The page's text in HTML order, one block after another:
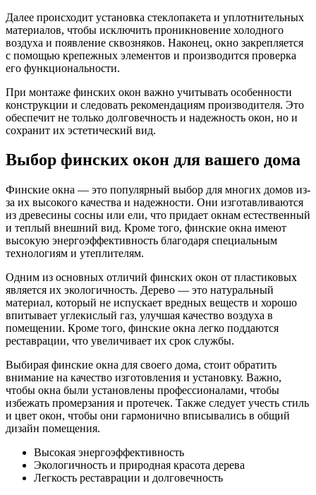
Далее происходит установка стеклопакета и уплотнительных
материалов, чтобы исключить проникновение холодного
воздуха и появление сквозняков. Наконец, окно закрепляется
с помощью крепежных элементов и производится проверка
его функциональности.
При монтаже финских окон важно учитывать особенности
конструкции и следовать рекомендациям производителя. Это
обеспечит не только долговечность и надежность окон, но и
сохранит их эстетический вид.
Выбор финских окон для вашего дома
Финские окна — это популярный выбор для многих домов из-
за их высокого качества и надежности. Они изготавливаются
из древесины сосны или ели, что придает окнам естественный
и теплый внешний вид. Кроме того, финские окна имеют
высокую энергоэффективность благодаря специальным
технологиям и утеплителям.
Одним из основных отличий финских окон от пластиковых
является их экологичность. Дерево — это натуральный
материал, который не испускает вредных веществ и хорошо
впитывает углекислый газ, улучшая качество воздуха в
помещении. Кроме того, финские окна легко поддаются
реставрации, что увеличивает их срок службы.
Выбирая финские окна для своего дома, стоит обратить
внимание на качество изготовления и установку. Важно,
чтобы окна были установлены профессионалами, чтобы
избежать промерзания и протечек. Также следует учесть стиль
и цвет окон, чтобы они гармонично вписывались в общий
дизайн помещения.
Высокая энергоэффективность
Экологичность и природная красота дерева
Легкость реставрации и долговечность